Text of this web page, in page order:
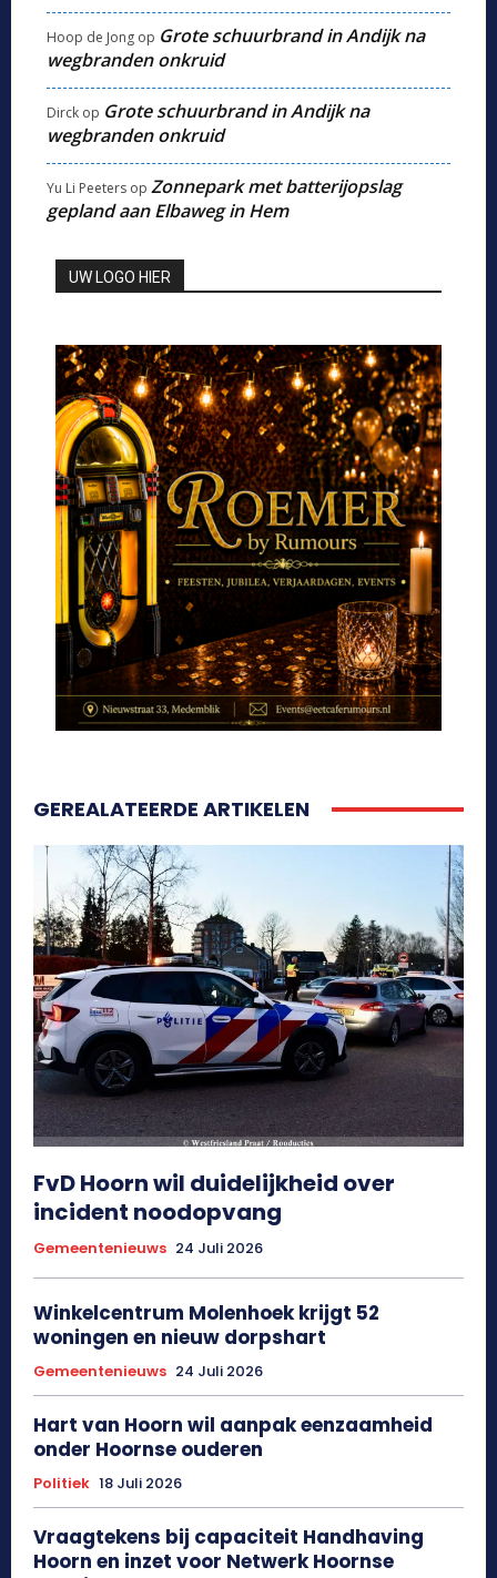
Hoop de Jong op Grote schuurbrand in Andijk na
wegbranden onkruid
Dirck op Grote schuurbrand in Andijk na
wegbranden onkruid
Yu Li Peeters op Zonnepark met batterijopslag
gepland aan Elbaweg in Hem
UW LOGO HIER
GEREALATEERDE ARTIKELEN
FvD Hoorn wil duidelijkheid over
incident noodopvang
Gemeentenieuws 24 Juli 2026
Winkelcentrum Molenhoek krijgt 52
woningen en nieuw dorpshart
Gemeentenieuws 24 Juli 2026
Hart van Hoorn wil aanpak eenzaamheid
onder Hoornse ouderen
Politiek 18 Juli 2026
Vraagtekens bij capaciteit Handhaving
Hoorn en inzet voor Netwerk Hoornse